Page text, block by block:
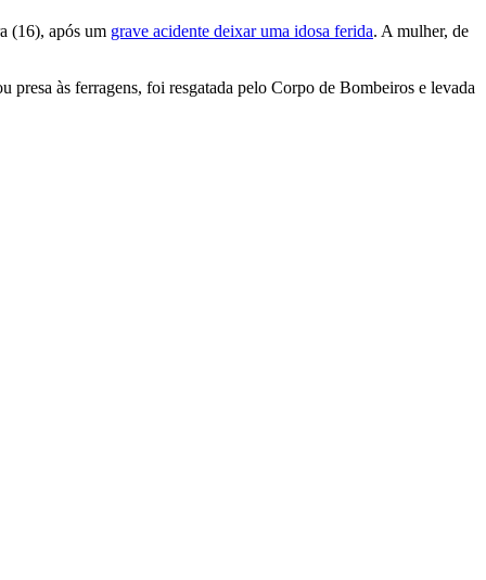
(16), após um grave acidente deixar uma idosa ferida. A mulher, de
às ferragens, foi resgatada pelo Corpo de Bombeiros e levada